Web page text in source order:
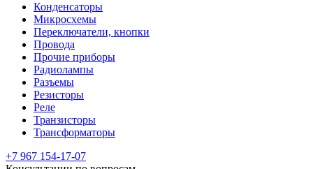
Конденсаторы
Микросхемы
Переключатели, кнопки
Провода
Прочие приборы
Радиолампы
Разъемы
Резисторы
Реле
Транзисторы
Трансформаторы
+7 967 154-17-07